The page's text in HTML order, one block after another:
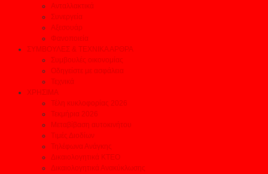
Ανταλλακτικά
Συνεργεία
Αξεσουάρ
Φανοποιεία
ΣΥΜΒΟΥΛΕΣ & ΤΕΧΝΙΚΑ ΑΡΘΡΑ
Συμβουλές οικονομίας
Οδηγείστε με ασφάλεια
Τεχνικά
ΧΡΗΣΙΜΑ
Τέλη κυκλοφορίας 2026
Τεκμήρια 2026
Μεταβίβαση αυτοκινήτου
Τιμές Διοδίων
Τηλέφωνα Ανάγκης
Δικαιολογητικά ΚΤΕΟ
Δικαιολογητικά Ανακύκλωσης